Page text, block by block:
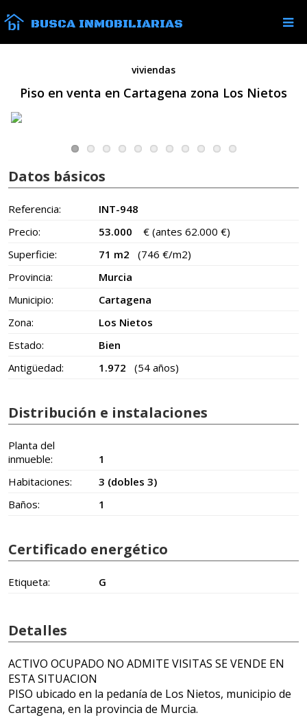
BUSCA INMOBILIARIAS
viviendas
Piso en venta en Cartagena zona Los Nietos
Datos básicos
Referencia:
INT-948
Precio:
53.000 € (antes 62.000 €)
Superficie:
71 m2
(746 €/m2)
Provincia:
Murcia
Municipio:
Cartagena
Zona:
Los Nietos
Estado:
Bien
Antigüedad:
1.972 (54 años)
Distribución e instalaciones
Planta del
inmueble:
1
Habitaciones:
3 (dobles 3)
Baños:
1
Certificado energético
Etiqueta: G
Detalles
ACTIVO OCUPADO NO ADMITE VISITAS SE VENDE EN
ESTA SITUACION
PISO ubicado en la pedanía de Los Nietos, municipio de
Cartagena, en la provincia de Murcia.